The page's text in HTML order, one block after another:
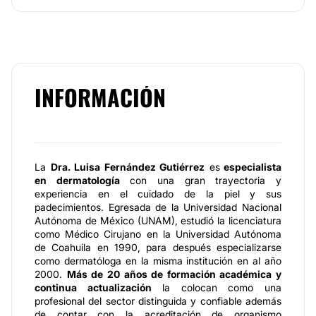
INFORMACIÓN
La Dra. Luisa Fernández Gutiérrez esespecialista
en dermatologíacon una gran trayectoria y
experiencia en el cuidado de la piel y sus
padecimientos. Egresada de la Universidad Nacional
Autónoma de México (UNAM), estudió la licenciatura
como Médico Cirujano en la Universidad Autónoma
de Coahuila en 1990, para después especializarse
como dermatóloga en la misma institución en al año
2000. Más de 20 años de formación académica y
continua actualización la colocan como una
profesional del sector distinguida y confiable además